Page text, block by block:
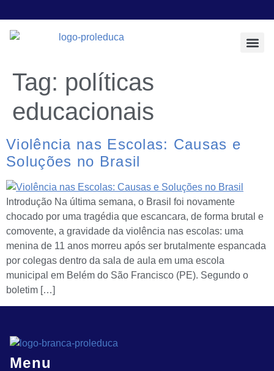
Tag: políticas
educacionais
Violência nas Escolas: Causas e
Soluções no Brasil
Introdução Na última semana, o Brasil foi novamente
chocado por uma tragédia que escancara, de forma brutal e
comovente, a gravidade da violência nas escolas: uma
menina de 11 anos morreu após ser brutalmente espancada
por colegas dentro da sala de aula em uma escola
municipal em Belém do São Francisco (PE). Segundo o
boletim […]
Menu